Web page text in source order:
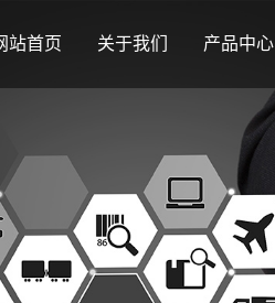
站首页 关于我们 产品中心